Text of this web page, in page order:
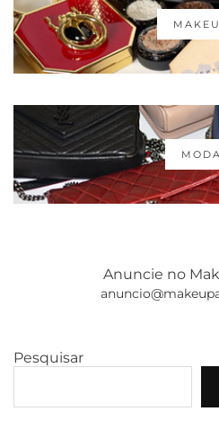
MODA
Anuncie no
Pesquisar